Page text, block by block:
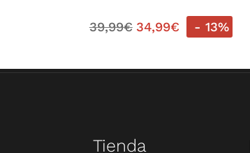
39,99€ 34,99€ - 13%
Tienda